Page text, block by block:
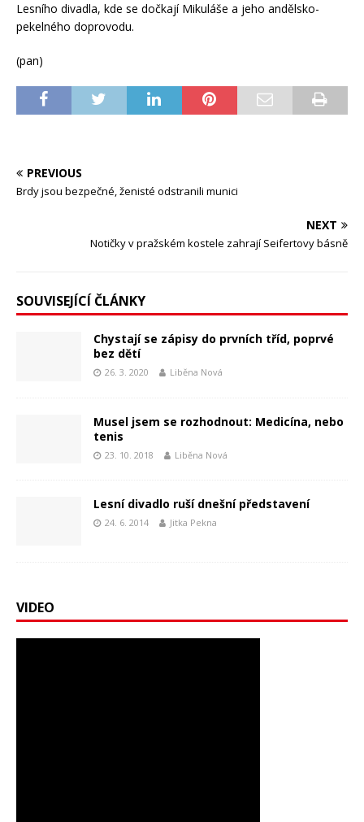
Lesního divadla, kde se dočkají Mikuláše a jeho andělsko-
pekelného doprovodu.
(pan)
PREVIOUS
Brdy jsou bezpečné, ženisté odstranili munici
NEXT
Notičky v pražském kostele zahrají Seifertovy básně
SOUVISEJÍCÍ ČLÁNKY
Chystají se zápisy do prvních tříd, poprvé
bez dětí
26. 3. 2020 Liběna Nová
Musel jsem se rozhodnout: Medicína, nebo
tenis
23. 10. 2018 Liběna Nová
Lesní divadlo ruší dnešní představení
24. 6. 2014 Jitka Pekna
VIDEO